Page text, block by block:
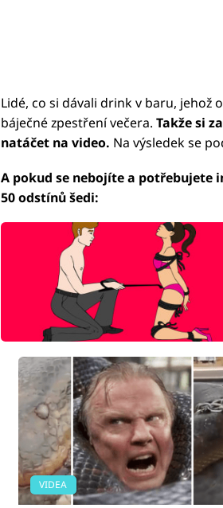
Lidé, co si dávali drink v baru, jehož
báječné zpestření večera. Takže si
natáčet na video. Na výsledek se
A pokud se nebojíte a potřebujete
50 odstínů šedi:
VIDEA